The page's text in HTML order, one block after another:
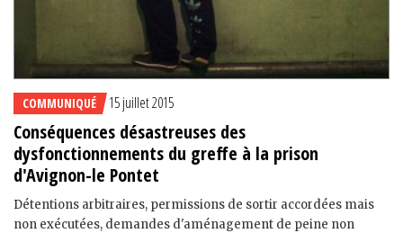
COMMUNIQUÉ 15 juillet 2015
Conséquences désastreuses des
dysfonctionnements du greffe à la prison
d'Avignon-le Pontet
Détentions arbitraires, permissions de sortir accordées mais
non exécutées, demandes d'aménagement de peine non